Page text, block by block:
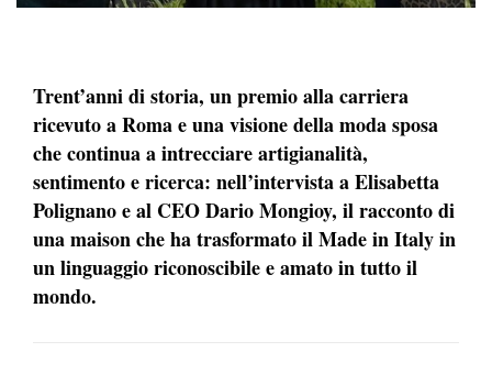
Trent’anni di storia, un premio alla carriera
ricevuto a Roma e una visione della moda sposa
che continua a intrecciare artigianalità,
sentimento e ricerca: nell’intervista a Elisabetta
Polignano e al CEO Dario Mongioy, il racconto di
una maison che ha trasformato il Made in Italy in
un linguaggio riconoscibile e amato in tutto il
mondo.